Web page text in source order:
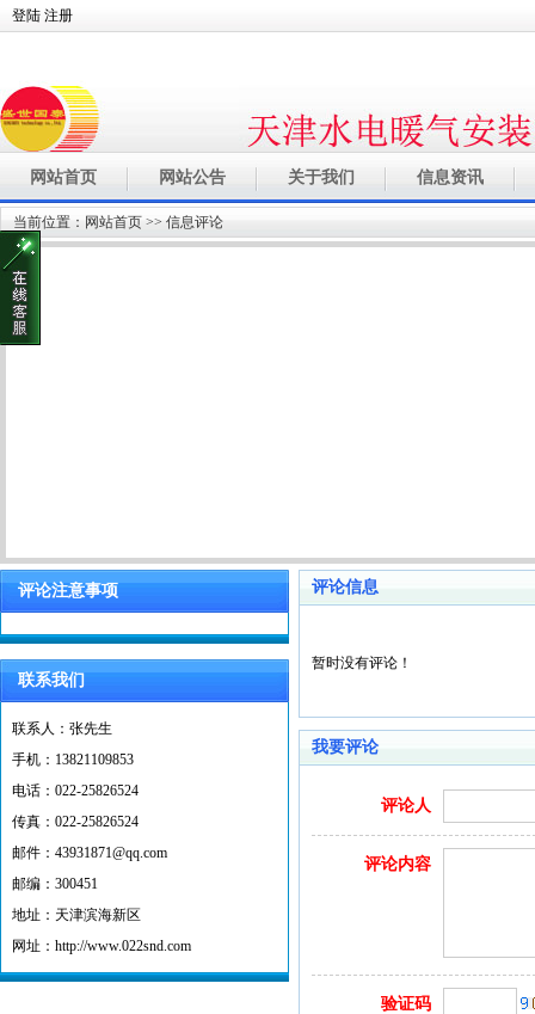
登陆 注册
网站首页 网站公告 关于我们 信息资讯
当前位置： 网站首页 >> 信息评论
评论注意事项
联系我们
联系人：张先生
手机：13821109853
电话：022-25826524
传真：022-25826524
邮件：43931871@qq.com
邮编：300451
地址：天津滨海新区
网址：http://www.022snd.com
评论信息
暂时没有评论！
我要评论
评论人
评论内容
验证码